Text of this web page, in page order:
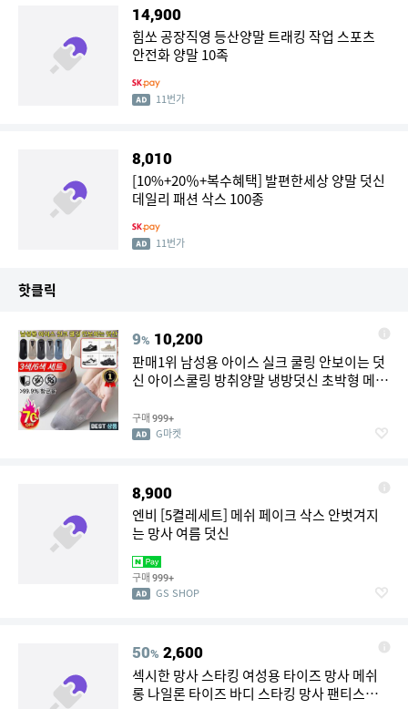
14,900
힘쏘 공장직영 등산양말 트래킹 작업 스포츠
안전화 양말 10족
11번가
8,010
[10%+20％+복수혜택] 발편한세상 양말 덧신
데일리 패션 삭스 100종
11번가
핫클릭
9% 10,200
판매1위 남성용 아이스 실크 쿨링 안보이는 덧
신 아이스쿨링 방취양말 냉방덧신 초박형 메쉬
구매 999+
G마켓
8,900
엔비 [5켤레세트] 메쉬 페이크 삭스 안벗겨지
는 망사 여름 덧신
구매 999+
GS SHOP
50% 2,600
섹시한 망사 스타킹 여성용 타이즈 망사 메쉬
롱 나일론 타이즈 바디 스타킹 망사 팬티스타